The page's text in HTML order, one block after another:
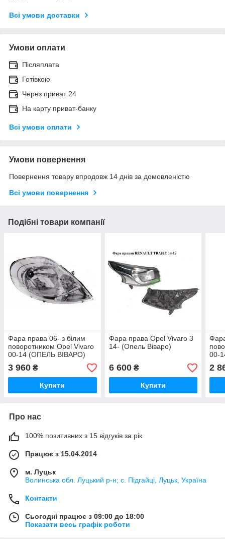
Всі умови доставки
Умови оплати
Післяплата
Готівкою
Через приват 24
На карту приват-банку
Всі умови оплати
Умови повернення
Повернення товару впродовж 14 днів за домовленістю
Всі умови повернення
Подібні товари компанії
Фара права 06- з білим
поворотником Opel Vivaro
00-14 (ОПЕЛЬ ВІВАРО)
3 960 ₴
Купити
Фара права Opel Vivaro 3
14- (Опель Віваро)
6 600₴
Купити
00-
2
Про нас
100% позитивних з 15 відгуків за рік
Працює з 15.04.2014
м. Луцьк
Волинська обл. Луцький р-н; с. Підгайці, Луцьк, Україна
Контакти
Сьогодні працює з 09:00 до 18:00
Показати весь графік роботи